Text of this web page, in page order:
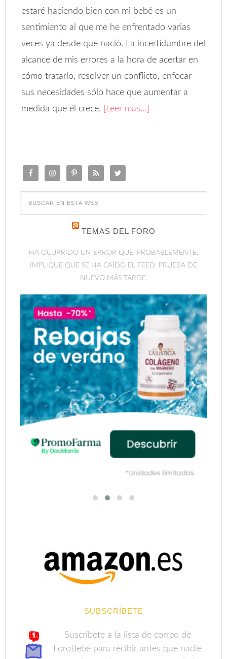
estaré haciendo bien con mi bebé es un
sentimiento al que me he enfrentado varias
veces ya desde que nació. La incertidumbre del
alcance de mis errores a la hora de acertar en
cómo tratarlo, resolver un conflicto, enfocar
sus necesidades sólo hace que aumentar a
medida que él crece.
[Leer más…]
TEMAS DEL FORO
HA OCURRIDO UN ERROR QUE, PROBABLEMENTE,
IMPLIQUE QUE SE HA CAÍDO EL FEED. PRUEBA DE
NUEVO MÁS TARDE.
SUBSCRÍBETE
Suscríbete a la lista de correo de
ForoBebé para recibir antes que nadie